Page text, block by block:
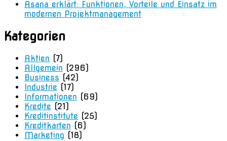
Asana erklärt: Funktionen, Vorteile und Einsatz im
modernen Projektmanagement
Kategorien
Aktien (7)
Allgemein (296)
Business (42)
Industrie (17)
Informationen (69)
Kredite (21)
Kreditinstitute (25)
Kreditkarten (6)
Marketing (18)